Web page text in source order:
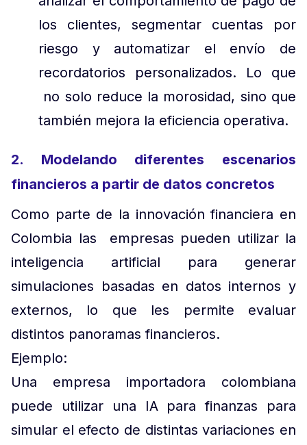
los clientes, segmentar cuentas por
riesgo y automatizar el envío de
recordatorios personalizados. Lo que
no solo reduce la morosidad, sino que
también mejora la eficiencia operativa.
2. Modelando diferentes escenarios
financieros a partir de datos concretos
Como parte de la innovación financiera en
Colombia las empresas pueden utilizar la
inteligencia artificial para generar
simulaciones basadas en datos internos y
externos, lo que les permite evaluar
distintos panoramas financieros.
Ejemplo:
Una empresa importadora colombiana
puede utilizar una IA para finanzas para
simular el efecto de distintas variaciones en